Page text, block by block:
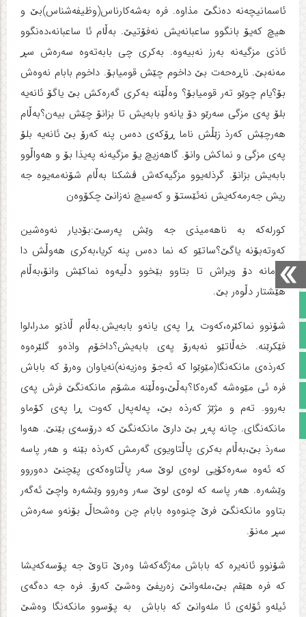
تالار گفتمان
آپارات
اینستاگرام
مجوز سایت
ئاسمانیچه‌نه‌ ده‌نگێ مذاوه‌. فره‌ به‌شه‌کارناس(وظیفه‌شناس)بێ و
هیچ که‌یۆ بانگوو ساعبانه‌یش نه‌فۆتیێ. به‌ڵام ئا ساعبانه‌،ده‌نگوو
ئاذی مزگیه‌نه‌ به‌رز نه‌بیه‌وه‌. به‌کری چی بابه‌ته‌وه‌ سه‌ره‌ش سڕ
مه‌نه‌بێ. ناڕه‌حه‌ت بێ داخوم چێش قومیابۆ. داخوم بابام نه‌وه‌ش
بۆ؟یام چوێو ته‌ر قومیابۆ؟ وه‌ڵێنه‌ به‌کری گه‌ره‌کش بێ یاگۆ ئانه‌یه‌
بلۆ په‌ی مزگی‌ سه‌رێو دۆ یانه‌و بابه‌یش تا بزانۆ چێش بیه‌ن؟به‌ڵام
هه‌رچێش که‌رذ زێڵش ناما ڕۆکه‌ی ده‌س پنه‌ که‌رۆ بێ ئانه‌یه‌ بلۆ
په‌ی مزگی و نماکش وانۆ. گاهه‌زیچ یۆ مزگیه‌نه‌ په‌یذا بۆ و هه‌واڵوو
بابه‌یش بزانۆ. گرذله‌یوو مزگیه‌که‌ش ڤشکنا به‌ڵام شۆنه‌مه‌یوه‌ جه‌
ریش جه‌رمه‌که‌یش نه‌ئێستۆ و که‌سیچ نه‌زانێ چکۆوه‌ن
کورله‌که‌ به‌ ناهه‌میذی جه‌ وێش په‌رسێ:بۆدیار نه‌وه‌شین
که‌وته‌بۆنه‌ یاگێ؟ساتێو که‌ نما ده‌س پنه‌ کریا،به‌کری هه‌وڵش دا
سامانه‌ دۆ ویراش تا بتاوو بێخوو دڵیه‌وه‌ نماکێش وانۆ،به‌ڵام
هێشتار دڵوه‌ر بێ.
شۆنوو نماکێره‌،که‌وت ڕا په‌ی یانه‌و بابه‌یش.به‌ڵام ڵاذێو مدرا،لوا
فێکرێنه‌. خه‌ڵاتێو نه‌به‌رۆ په‌ی بابه‌یش؟داخۆم واذه‌و گلێره‌وه‌
که‌رذه‌ی مانکه‌نگا(مێوێوا که‌ ئه‌جۆ وه‌زیه‌نه‌)نه‌یاوان وه‌رۆ که‌ باباش
فره‌ ئی مێوه‌شه‌ گه‌ره‌کا؟به‌ڵێ،وه‌ڵێنه‌ مشۆم مانکه‌نگێ فرش په‌ی
به‌روو. ته‌م و مژێژ که‌رذه‌ بێ، په‌له‌په‌ل که‌وت ڕا په‌ی کۆماو
مانکه‌نگای. چانه‌ په‌ڕ بێ دارێ مانکه‌نگێ که‌ درۆسه‌ی بێنێ. هه‌وا
سه‌رذ بێ،به‌ڵام به‌کری پاڵتاویوی گه‌رمش که‌رذه‌ بێنه‌ و هه‌ر پاسه‌
که‌ ئه‌وه‌ سه‌ره‌کۆیی لوه‌ی لوێ سه‌ر پاڵتاوه‌که‌ی پێچنێ ده‌وروو
وێشه‌ره‌. هه‌ر پاسه‌ که‌ لوه‌ی لوێ سه‌ر وه‌روو وێشه‌ره‌ واچێ ئه‌گه‌ر
بتاوو مانکه‌نگێ فرێ چنوه‌وه‌ بابام چن وه‌شحاڵ بۆنه‌و سه‌ره‌ش
سڕ مه‌نۆ.
شۆنوو ئانه‌یره‌ که‌ باباش مه‌ژگه‌که‌شا وه‌رێ تاوێ جه‌ پۆسه‌که‌یشا
که‌ فره‌ هێقم بێ،مله‌وانێ زه‌ریفێ وه‌شێ که‌رۆ. فره‌ جه‌ ده‌گه‌ی
ئیله‌و ئۆله‌ی ئا مله‌وانێ که‌ باباش به‌ پۆسوو مانکه‌نگا وه‌شێ